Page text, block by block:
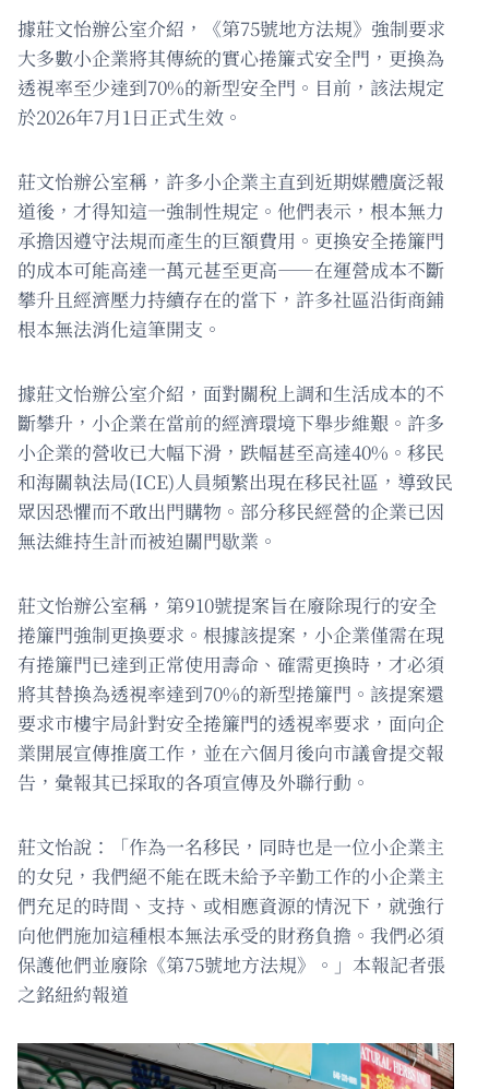
據莊文怡辦公室介紹，《第75號地方法規》強制要求
大多數小企業將其傳統的實心捲簾式安全門，更換為
透視率至少達到70%的新型安全門。目前，該法規定
於2026年7月1日正式生效。
莊文怡辦公室稱，許多小企業主直到近期媒體廣泛報
道後，才得知這一強制性規定。他們表示，根本無力
承擔因遵守法規而產生的巨額費用。更換安全捲簾門
的成本可能高達一萬元甚至更高——在運營成本不斷
攀升且經濟壓力持續存在的當下，許多社區沿街商鋪
根本無法消化這筆開支。
據莊文怡辦公室介紹，面對關稅上調和生活成本的不
斷攀升，小企業在當前的經濟環境下舉步維艱。許多
小企業的營收已大幅下滑，跌幅甚至高達40%。移民
和海關執法局(ICE)人員頻繁出現在移民社區，導致民
眾因恐懼而不敢出門購物。部分移民經營的企業已因
無法維持生計而被迫關門歇業。
莊文怡辦公室稱，第910號提案旨在廢除現行的安全
捲簾門強制更換要求。根據該提案，小企業僅需在現
有捲簾門已達到正常使用壽命、確需更換時，才必須
將其替換為透視率達到70%的新型捲簾門。該提案還
要求市樓宇局針對安全捲簾門的透視率要求，面向企
業開展宣傳推廣工作，並在六個月後向市議會提交報
告，彙報其已採取的各項宣傳及外聯行動。
莊文怡說：「作為一名移民，同時也是一位小企業主
的女兒，我們絕不能在既未給予辛勤工作的小企業主
們充足的時間、支持、或相應資源的情況下，就強行
向他們施加這種根本無法承受的財務負擔。我們必須
保護他們並廢除《第75號地方法規》。」本報記者張
之銘紐約報道